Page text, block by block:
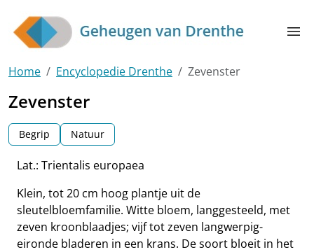
Skip to main content
menu
Home Encyclopedie Drenthe Zevenster
Zevenster
Begrip Natuur
Lat.: Trientalis europaea
Klein, tot 20 cm hoog plantje uit de
sleutelbloemfamilie. Witte bloem, langgesteeld, met
zeven kroonblaadjes; vijf tot zeven langwerpig-
eironde bladeren in een krans. De soort bloeit in het